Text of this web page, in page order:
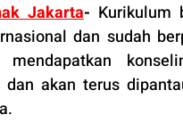
Jakarta- Kurikulum
dan sudah
dan akan terus